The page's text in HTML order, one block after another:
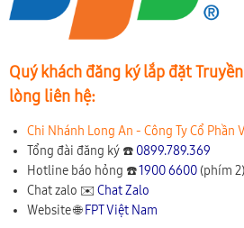
Quý khách đăng ký lắp đặt
lòng liên hệ:
Chi Nhánh Long An - Công Ty Cổ Phần
Tổng đài đăng ký ☎️ 0899.789.369
Hotline báo hỏng ☎️1900 6600 (phím 2)
Chat zalo ✉️ Chat Zalo
Website 🌐 FPT Việt Nam